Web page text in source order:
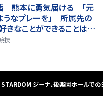
茜 熊本に勇気届ける 「元
うなプレーを」 所属先の
なことができることは当
技
STARDOM ジーナ、後楽園ホールでの